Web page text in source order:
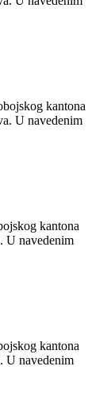
kantona
U navedenim
kantona
U navedenim
kantona
U navedenim